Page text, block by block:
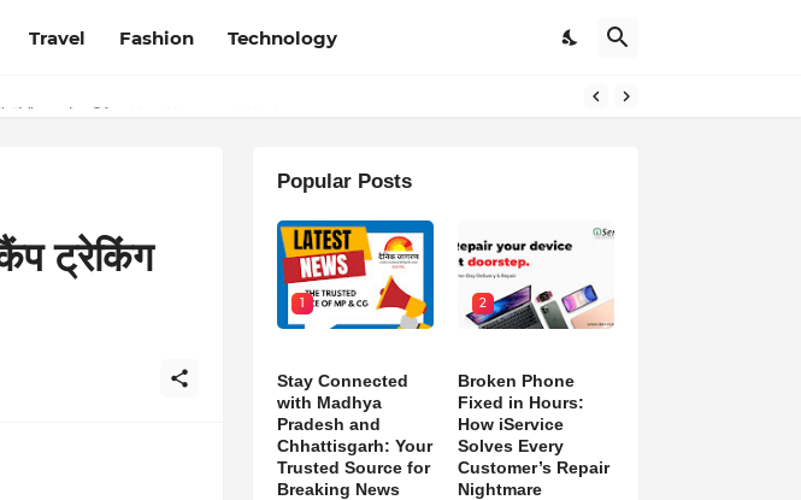
Travel Fashion Technology
for Breaking News and Updates
ट्रेकिंग
Popular Posts
1
Stay Connected
with Madhya
Pradesh and
Chhattisgarh: Your
Trusted Source for
Breaking News
2
Broken Phone
Fixed in Hours:
How iService
Solves Every
Customer’s Repair
Nightmare